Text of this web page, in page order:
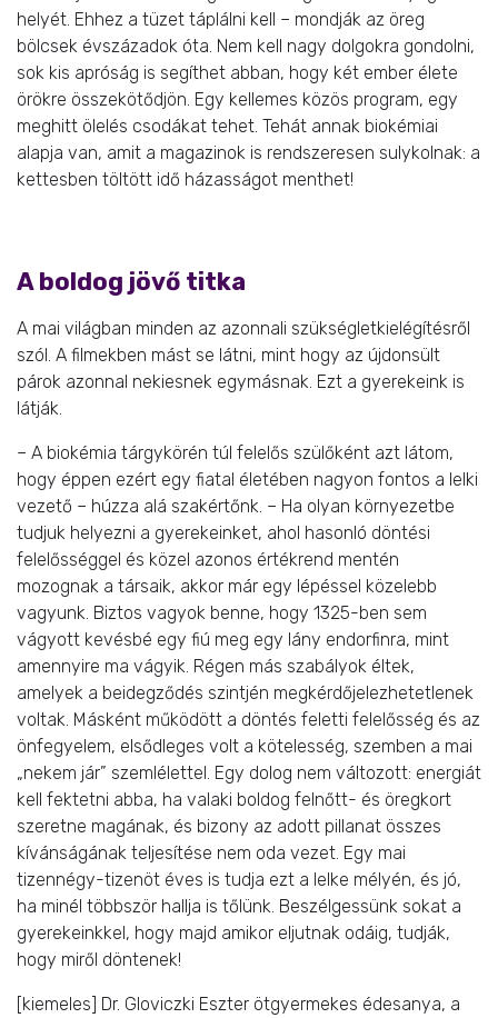
helyét. Ehhez a tüzet táplálni kell – mondják az öreg
bölcsek évszázadok óta. Nem kell nagy dolgokra gondolni,
sok kis apróság is segíthet abban, hogy két ember élete
örökre összekötődjön. Egy kellemes közös program, egy
meghitt ölelés csodákat tehet. Tehát annak biokémiai
alapja van, amit a magazinok is rendszeresen sulykolnak: a
kettesben töltött idő házasságot menthet!
A boldog jövő titka
A mai világban minden az azonnali szükségletkielégítésről
szól. A filmekben mást se látni, mint hogy az újdonsült
párok azonnal nekiesnek egymásnak. Ezt a gyerekeink is
látják.
– A biokémia tárgykörén túl felelős szülőként azt látom,
hogy éppen ezért egy fiatal életében nagyon fontos a lelki
vezető – húzza alá szakértőnk. – Ha olyan környezetbe
tudjuk helyezni a gyerekeinket, ahol hasonló döntési
felelősséggel és közel azonos értékrend mentén
mozognak a társaik, akkor már egy lépéssel közelebb
vagyunk. Biztos vagyok benne, hogy 1325-ben sem
vágyott kevésbé egy fiú meg egy lány endorfinra, mint
amennyire ma vágyik. Régen más szabályok éltek,
amelyek a beidegződés szintjén megkérdőjelezhetetlenek
voltak. Másként működött a döntés feletti felelősség és az
önfegyelem, elsődleges volt a kötelesség, szemben a mai
„nekem jár” szemlélettel. Egy dolog nem változott: energiát
kell fektetni abba, ha valaki boldog felnőtt- és öregkort
szeretne magának, és bizony az adott pillanat összes
kívánságának teljesítése nem oda vezet. Egy mai
tizennégy-tizenöt éves is tudja ezt a lelke mélyén, és jó,
ha minél többször hallja is tőlünk. Beszélgessünk sokat a
gyerekeinkkel, hogy majd amikor eljutnak odáig, tudják,
hogy miről döntenek!
[kiemeles] Dr. Gloviczki Eszter ötgyermekes édesanya, a